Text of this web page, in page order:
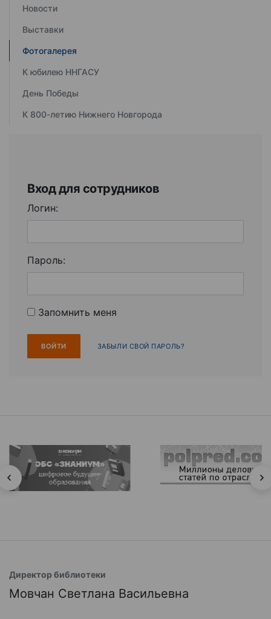
Новости
Выставки
Фотогалерея
К юбилею ННГАСУ
День Победы
К 800-летию Нижнего Новгорода
Вход для сотрудников
Логин:
Пароль:
Запомнить меня
ЗАБЫЛИ СВОЙ ПАРОЛЬ?
Директор библиотеки
Мовчан Светлана Васильевна